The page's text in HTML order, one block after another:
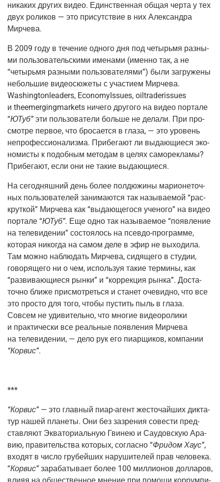
ника­ких дру­гих видео. Един­ствен­ная общая чер­та у тех
двух роли­ков — это при­сут­ствие в них Алек­сандра
Мирчева.
В 2009 году в тече­ние одно­го дня под четырь­мя раз­ны­
ми поль­зо­ва­тель­ски­ми име­на­ми (имен­но так, а не
“четырь­мя раз­ны­ми поль­зо­ва­те­ля­ми”) были загру­же­ны
неболь­шие видео­сю­же­ты с уча­сти­ем Мир­че­ва.
Washingtonleaders, EconomyIssues, oiltraderissues
и theemergingmarkets ниче­го дру­го­го на видео пор­та­ле
“ЮТуб” эти поль­зо­ва­те­ли боль­ше не дела­ли. При про­
смот­ре пер­вое, что бро­са­ет­ся в гла­за, — это уро­вень
непро­фес­си­о­на­лиз­ма. При­бе­га­ют ли выда­ю­щи­е­ся эко­
но­ми­сты к подоб­ным мето­дам в целях само­ре­кла­мы?
При­бе­га­ют, если они не такие выдающиеся.
На сего­дняш­ний день более пол­дю­жи­ны мари­о­не­точ­
ных поль­зо­ва­те­лей зани­ма­ют­ся так назы­ва­е­мой “рас­
крут­кой” Мир­че­ва как “выда­ю­ще­го­ся уче­но­го” на видео
пор­та­ле “ЮТуб”. Еще одно так назы­ва­е­мое “появ­ле­ние
на теле­ви­де­нии” состо­я­лось на псев­до-про­грам­ме,
кото­рая нико­гда на самом деле в эфир не выхо­ди­ла.
Там мож­но наблю­дать Мир­че­ва, сидя­ще­го в сту­дии,
гово­ря­ще­го ни о чем, исполь­зуя такие тер­ми­ны, как
“раз­ви­ва­ю­щи­е­ся рын­ки” и “кор­рек­ция рын­ка”. Доста­
точ­но бли­же при­смот­реть­ся и ста­нет оче­вид­но, что все
это про­сто для того, что­бы пустить пыль в гла­за.
Совсем не уди­ви­тель­но, что мно­гие видео­ро­ли­ки
и прак­ти­че­ски все реаль­ные появ­ле­ния Мир­че­ва
на теле­ви­де­нии, — дело рук его пиар­щи­ков, ком­па­нии
“Кор­вис”.
***
“Кор­вис” — это глав­ный пиар-агент жесто­чай­ших дик­та­
тур нашей пла­не­ты. Они без зазре­ния сове­сти пред­
став­ля­ют Эква­то­ри­аль­ную Гви­нею и Сау­дов­скую Ара­
вию, пра­ви­тель­ства кото­рых, соглас­но “Фри­дом Хаус”,
вхо­дят в чис­ло гру­бей­ших нару­ши­те­лей прав чело­ве­ка.
“Кор­вис” зара­ба­ты­ва­ет более 100 мил­ли­о­нов дол­ла­ров,